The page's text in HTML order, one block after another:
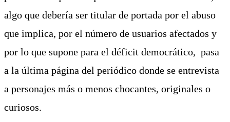
algo que debería ser titular de portada por el abuso
que implica, por el número de usuarios afectados y
por lo que supone para el déficit democrático, pasa
a la última página del periódico donde se entrevista
a personajes más o menos chocantes, originales o
curiosos.